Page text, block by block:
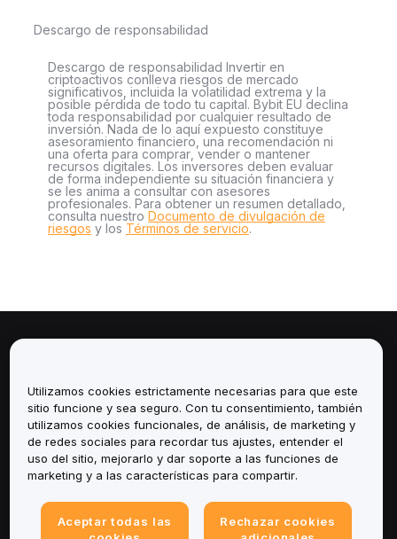
Descargo de responsabilidad
Descargo de responsabilidad Invertir en
criptoactivos conlleva riesgos de mercado
significativos, incluida la volatilidad extrema y la
posible pérdida de todo tu capital. Bybit EU declina
toda responsabilidad por cualquier resultado de
inversión. Nada de lo aquí expuesto constituye
asesoramiento financiero, una recomendación ni
una oferta para comprar, vender o mantener
recursos digitales. Los inversores deben evaluar
de forma independiente su situación financiera y
se les anima a consultar con asesores
profesionales. Para obtener un resumen detallado,
consulta nuestro Documento de divulgación de
riesgos y los Términos de servicio.
Servicios
Soporte
Productos
Legal
Utilizamos cookies estrictamente necesarias para que este
sitio funcione y sea seguro. Con tu consentimiento, también
utilizamos cookies funcionales, de análisis, de marketing y
de redes sociales para recordar tus ajustes, entender el
uso del sitio, mejorarlo y dar soporte a las funciones de
marketing y a las características para compartir.
Aceptar todas las
Rechazar cookies